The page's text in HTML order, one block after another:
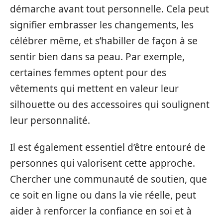
démarche avant tout personnelle. Cela peut
signifier embrasser les changements, les
célébrer même, et s’habiller de façon à se
sentir bien dans sa peau. Par exemple,
certaines femmes optent pour des
vêtements qui mettent en valeur leur
silhouette ou des accessoires qui soulignent
leur personnalité.
Il est également essentiel d’être entouré de
personnes qui valorisent cette approche.
Chercher une communauté de soutien, que
ce soit en ligne ou dans la vie réelle, peut
aider à renforcer la confiance en soi et à